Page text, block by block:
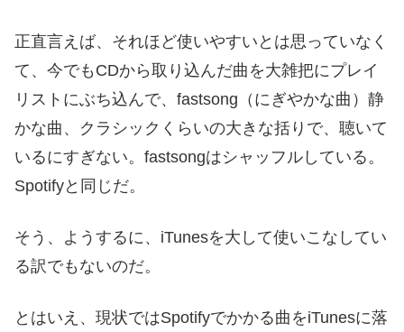
正直言えば、それほど使いやすいとは思っていなく
て、今でもCDから取り込んだ曲を大雑把にプレイ
リストにぶち込んで、fastsong（にぎやかな曲）静
かな曲、クラシックくらいの大きな括りで、聴いて
いるにすぎない。fastsongはシャッフルしている。
Spotifyと同じだ。
そう、ようするに、iTunesを大して使いこなしてい
る訳でもないのだ。
とはいえ、現状ではSpotifyでかかる曲をiTunesに落